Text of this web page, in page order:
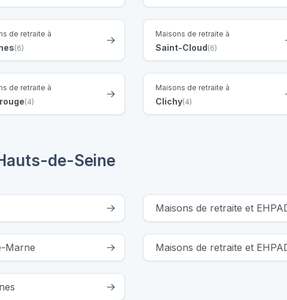
de retraite à
(6)
Maisons de retraite à
Saint-Cloud(6)
de retraite à
(4)
Maisons de retraite à
Clichy(4)
de-Seine
Maisons de retraite et
Marne Maisons de retraite et